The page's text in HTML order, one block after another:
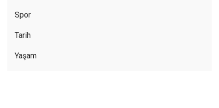
Spor
Tarih
Yaşam